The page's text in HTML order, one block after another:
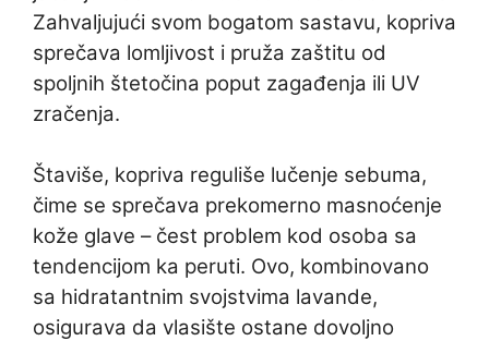
Zahvaljujući svom bogatom sastavu, kopriva
sprečava lomljivost i pruža zaštitu od
spoljnih štetočina poput zagađenja ili UV
zračenja.
Štaviše, kopriva reguliše lučenje sebuma,
čime se sprečava prekomerno masnoćenje
kože glave – čest problem kod osoba sa
tendencijom ka peruti. Ovo, kombinovano
sa hidratantnim svojstvima lavande,
osigurava da vlasište ostane dovoljno